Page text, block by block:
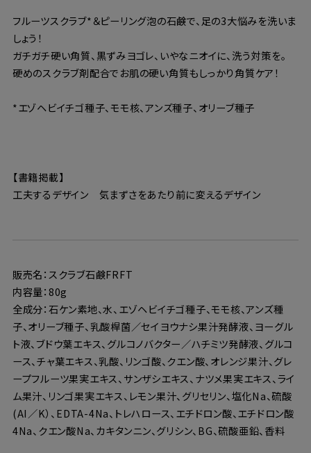
フルーツスクラブ*＆ピーリング泡の石鹸で、足の3大悩みを洗いま
しょう！
ガチガチ硬い角質、黒ずみヨゴレ、いやなニオイに、洗う対策を。
硬めのスクラブ剤配合でお肌の硬い角質もしっかり角質ケア！
*エゾヘビイチゴ種子、モモ核、アンズ種子、オリーブ種子
【書籍掲載】
工夫するデザイン 気まずさをあたり前に変えるデザイン
販売名：スクラブ石鹸FRFT
内容量：80g
全成分：石ケン素地、水、エゾヘビイチゴ種子、モモ核、アンズ種
子、オリーブ種子、乳酸桿菌／セイヨウナシ果汁発酵液、ヨーグル
ト液、ブドウ葉エキス、グルコノバクター／ハチミツ発酵液、グルコ
ース、チャ葉エキス、乳酸、リンゴ酸、クエン酸、オレンジ果汁、グレ
ープフルーツ果実エキス、サンザシエキス、ナツメ果実エキス、ライ
ム果汁、リンゴ果実エキス、レモン果汁、グリセリン、塩化Na、硫酸
(AI／K）、EDTA-4Na、トレハロース、エチドロン酸、エチドロン酸
4Na、クエン酸Na、カキタンニン、グリシン、BG、硫酸亜鉛、香料